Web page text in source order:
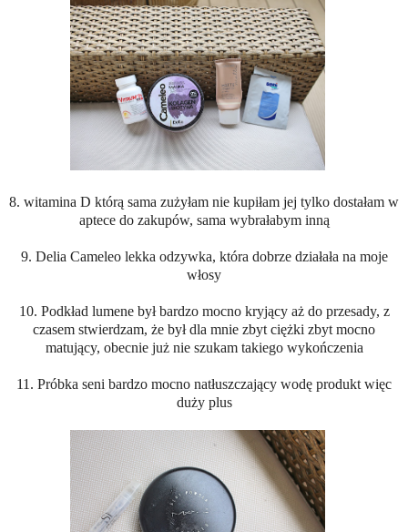
8. witamina D którą sama zużyłam nie kupiłam jej tylko dostałam w
aptece do zakupów, sama wybrałabym inną
9. Delia Cameleo lekka odzywka, która dobrze działała na moje
włosy
10. Podkład lumene był bardzo mocno kryjący aż do przesady, z
czasem stwierdzam, że był dla mnie zbyt ciężki zbyt mocno
matujący, obecnie już nie szukam takiego wykończenia
11. Próbka seni bardzo mocno natłuszczający wodę produkt więc
duży plus